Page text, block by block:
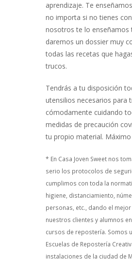
aprendizaje. Te
no importa si no tienes
nosotros te lo enseñamos
daremos un dossier muy
todas las recetas que
trucos.
Tendrás a tu disposición
utensilios necesarios para
cómodamente cuidando
medidas de precaución
tu propio material. Máximo
* En Casa Joven Sweet nos
serio los protocolos de
cumplimos con toda la
higiene, distanciamiento,
personas, etc., dando el
nuestros clientes y alumnos
cursos de repostería. Somos
Escuelas de Repostería
instalaciones de la ciudad de